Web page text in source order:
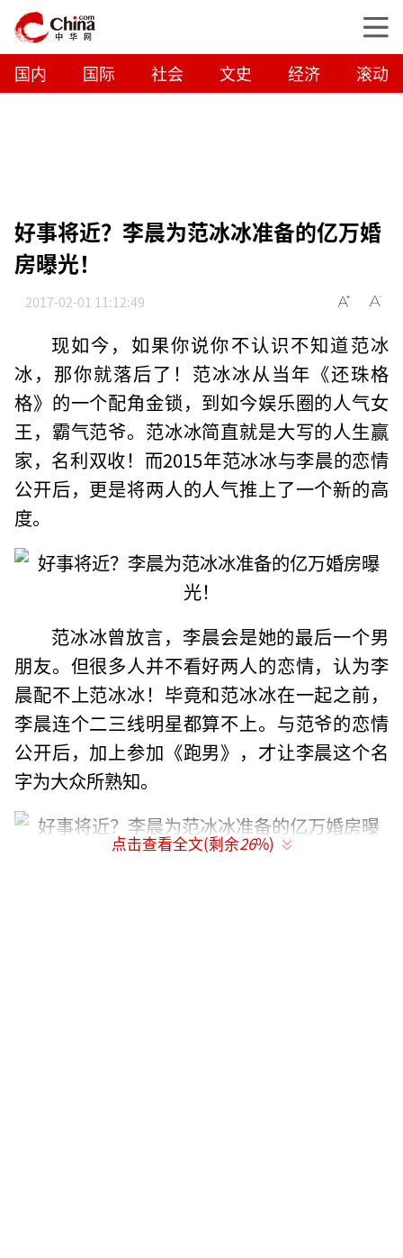
国内 国际 社会 文史 经济 滚动
好事将近？李晨为范冰冰准备的亿万婚
房曝光！
2017-02-01 11:12:49
现如今，如果你说你不认识不知道范冰
冰，那你就落后了！范冰冰从当年《还珠格
格》的一个配角金锁，到如今娱乐圈的人气女
王，霸气范爷。范冰冰简直就是大写的人生赢
家，名利双收！而2015年范冰冰与李晨的恋情
公开后，更是将两人的人气推上了一个新的高
度。
范冰冰曾放言，李晨会是她的最后一个男
朋友。但很多人并不看好两人的恋情，认为李
晨配不上范冰冰！毕竟和范冰冰在一起之前，
李晨连个二三线明星都算不上。与范爷的恋情
公开后，加上参加《跑男》，才让李晨这个名
字为大众所熟知。
点击查看全文(剩余26%)